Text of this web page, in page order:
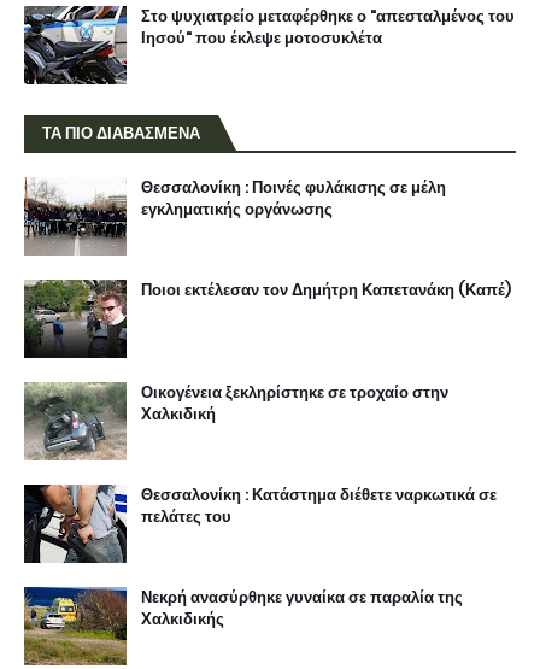
Στο ψυχιατρείο μεταφέρθηκε ο "απεσταλμένος του
Ιησού" που έκλεψε μοτοσυκλέτα
ΤΑ ΠΙΟ ΔΙΑΒΑΣΜΕΝΑ
Θεσσαλονίκη : Ποινές φυλάκισης σε μέλη
εγκληματικής οργάνωσης
Ποιοι εκτέλεσαν τον Δημήτρη Καπετανάκη (Καπέ)
Οικογένεια ξεκληρίστηκε σε τροχαίο στην
Χαλκιδική
Θεσσαλονίκη : Κατάστημα διέθετε ναρκωτικά σε
πελάτες του
Νεκρή ανασύρθηκε γυναίκα σε παραλία της
Χαλκιδικής